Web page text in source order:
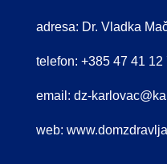
adresa: Dr. Vladka
telefon: +385 47 41 12
email: dz-
web: